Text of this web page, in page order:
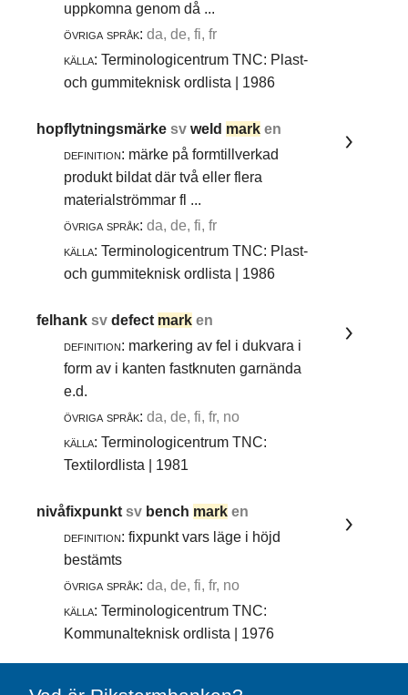
uppkomna genom då ...
övriga språk: da, de, fi, fr
källa: Terminologicentrum TNC: Plast-
och gummiteknisk ordlista | 1986
hopflytningsmärkesvweld mark en
definition: märke på formtillverkad
produkt bildat där två eller flera
materialströmmar fl ...
övriga språk: da, de, fi, fr
källa: Terminologicentrum TNC: Plast-
och gummiteknisk ordlista | 1986
felhanksvdefect mark en
definition: markering av fel i dukvara i
form av i kanten fastknuten garnända
e.d.
övriga språk: da, de, fi, fr, no
källa: Terminologicentrum TNC:
Textilordlista | 1981
nivåfixpunktsv bench mark en
definition: fixpunkt vars läge i höjd
bestämts
övriga språk: da, de, fi, fr, no
källa: Terminologicentrum TNC:
Kommunalteknisk ordlista | 1976